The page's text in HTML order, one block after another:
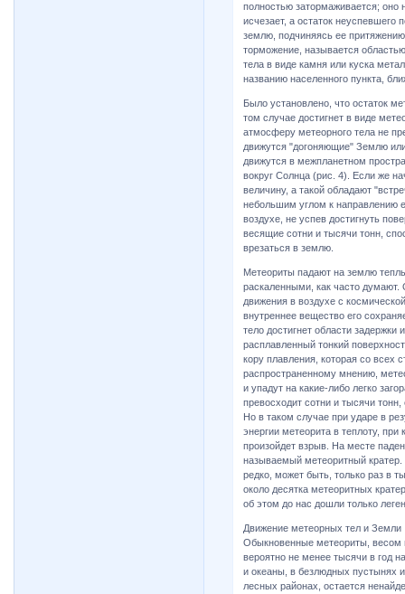
полностью затормаживается; оно
исчезает, а остаток неуспевшего
землю, подчиняясь ее
торможение, называется
тела в виде камня или куска
названию населенного пункта,
Было установлено, что остаток
том случае достигнет в виде
атмосферу метеорного тела не
движутся "догоняющие" Землю
движутся в межпланетном
вокруг Солнца (рис. 4). Если же
величину, а такой обладают
небольшим углом к направлению
воздухе, не успев достигнуть
весящие сотни и тысячи тонн,
врезаться в землю.
Метеориты падают на землю
раскаленными, как часто думают.
движения в воздухе с
внутреннее вещество его
тело достигнет области задержки
расплавленный тонкий
кору плавления, которая со всех
распространенному мнению,
и упадут на какие-либо легко
превосходит сотни и тысячи
Но в таком случае при ударе в
энергии метеорита в теплоту,
произойдет взрыв. На месте
называемый метеоритный кратер.
редко, может быть, только раз в
около десятка метеоритных
об этом до нас дошли только
Движение метеорных тел и Земли
Обыкновенные метеориты, весом
вероятно не менее тысячи в год
и океаны, в безлюдных пустынях
лесных районах, остается